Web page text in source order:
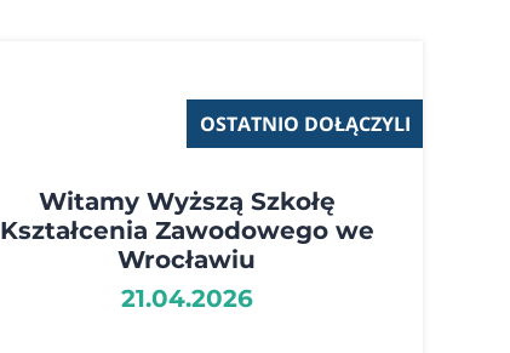
OSTATNIO DOŁĄCZYLI
Witamy Wyższą Szkołę
Kształcenia Zawodowego we
Wrocławiu
21.04.2026